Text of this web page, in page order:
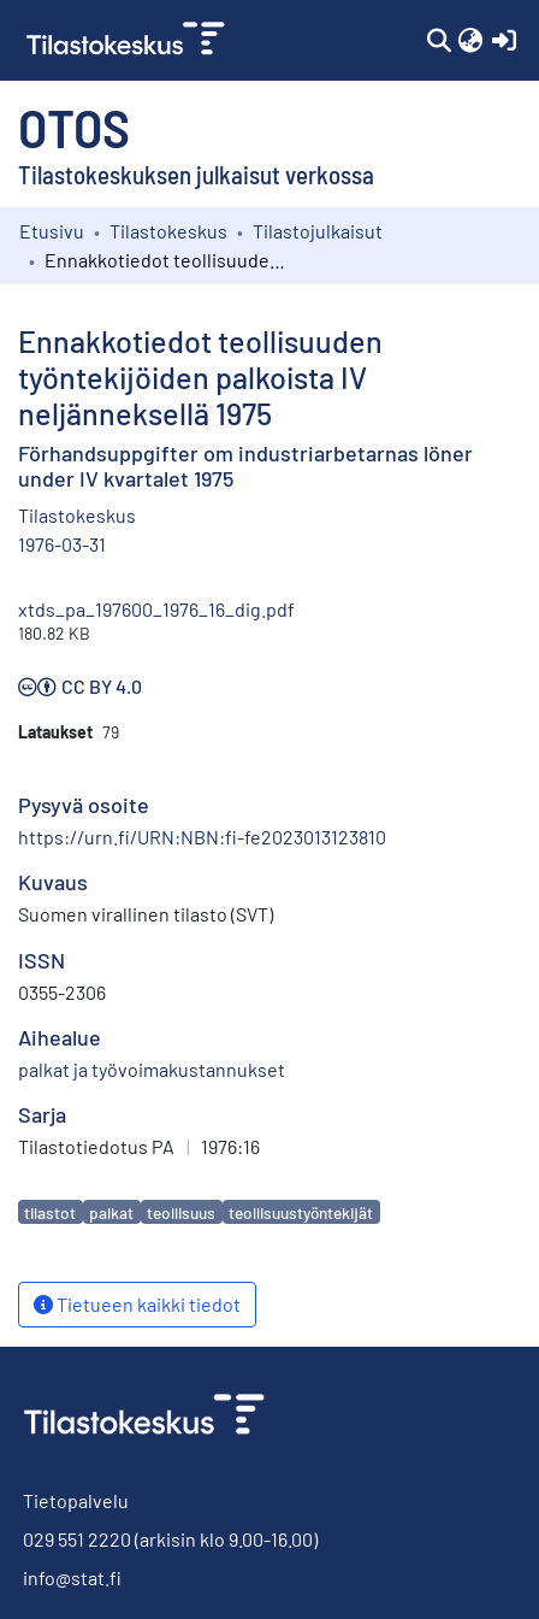
OTOS
Tilastokeskuksen julkaisut verkossa
Kokoelmat
Etusivu Tilastokeskus
Tilastojulkaisut
Ennakkotiedot teollisuuden
työntekijöiden palkoista IV
neljänneksellä 1975
Förhandsuppgifter om industriarbetarnas löner
under IV kvartalet 1975
Tilastokeskus
1976-03-31
xtds_pa_197600_1976_16_dig.pdf
180.82 KB
CC BY 4.0
Lataukset 79
Pysyvä osoite
https://urn.fi/URN:NBN:fi-fe2023013123810
Kuvaus
Suomen virallinen tilasto (SVT)
ISSN
0355-2306
Aihealue
palkat ja työvoimakustannukset
Sarja
Tilastotiedotus PA | 1976:16
Avainsanat
tilastot palkat teollisuus teollisuustyöntekijät
Tietueen kaikki tiedot
Tietopalvelu
029 551 2220 (arkisin klo 9.00-16.00)
info@stat.fi